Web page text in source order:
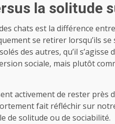
la solitude
chats est la différence
se retirer lorsqu’ils
des autres, qu’il s’agisse
sociale, mais plutôt
activement de rester près
fait réfléchir sur
de solitude ou de sociabilité.